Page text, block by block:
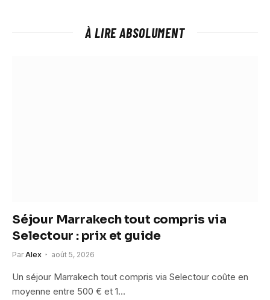
À LIRE ABSOLUMENT
Séjour Marrakech tout compris via
Selectour : prix et guide
Par Alex août 5, 2026
Un séjour Marrakech tout compris via Selectour coûte en
moyenne entre 500 € et 1…